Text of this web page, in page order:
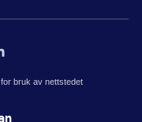
bruk av nettstedet
forbeholdt.